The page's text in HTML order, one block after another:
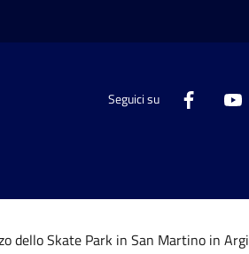
Seguici su
dello Skate Park in San Martino in